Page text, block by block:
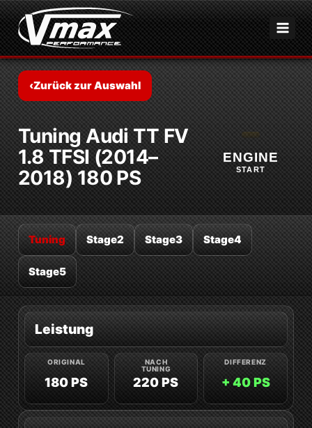
Zum
Inhalt
springen
‹Zurück zur Auswahl
Tuning Audi TT FV
1.8 TFSI (2014–
2018) 180 PS
ENGINE
START
Tuning Stage2 Stage3 Stage4
Stage5
Leistung
180 PS 220 PS + 40 PS